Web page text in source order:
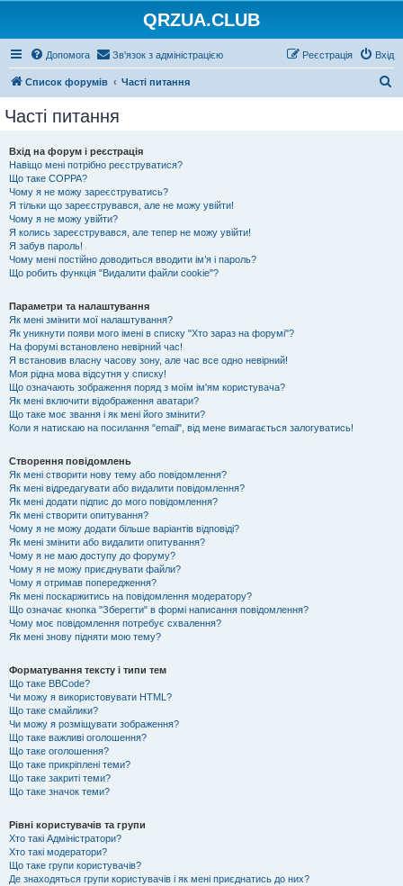
QRZUA.CLUB
Допомога Зв'язок з адміністрацією Вхід
Реєстрація
Список форумів Часті питання
Часті питання
Вхід на форум і реєстрація
Навіщо мені потрібно реєструватися?
Що таке COPPA?
Чому я не можу зареєструватись?
Я тільки що зареєструвався, але не можу увійти!
Чому я не можу увійти?
Я колись зареєструвався, але тепер не можу увійти!
Я забув пароль!
Чому мені постійно доводиться вводити ім’я і пароль?
Що робить функція "Видалити файли cookie"?
Параметри та налаштування
Як мені змінити мої налаштування?
Як уникнути появи мого імені в списку "Хто зараз на форумі"?
На форумі встановлено невірний час!
Я встановив власну часову зону, але час все одно невірний!
Моя рідна мова відсутня у списку!
Що означають зображення поряд з моїм ім'ям користувача?
Як мені включити відображення аватари?
Що таке моє звання і як мені його змінити?
Коли я натискаю на посилання "email", від мене вимагається залогуватись!
Створення повідомлень
Як мені створити нову тему або повідомлення?
Як мені відредагувати або видалити повідомлення?
Як мені додати підпис до мого повідомлення?
Як мені створити опитування?
Чому я не можу додати більше варіантів відповіді?
Як мені змінити або видалити опитування?
Чому я не маю доступу до форуму?
Чому я не можу приєднувати файли?
Чому я отримав попередження?
Як мені поскаржитись на повідомлення модератору?
Що означає кнопка "Зберегти" в формі написання повідомлення?
Чому моє повідомлення потребує схвалення?
Як мені знову підняти мою тему?
Форматування тексту і типи тем
Що таке BBCode?
Чи можу я використовувати HTML?
Що таке смайлики?
Чи можу я розміщувати зображення?
Що таке важливі оголошення?
Що таке оголошення?
Що таке прикріплені теми?
Що таке закриті теми?
Що таке значок теми?
Рівні користувачів та групи
Хто такі Адміністратори?
Хто такі модератори?
Що таке групи користувачів?
Де знаходяться групи користувачів і як мені приєднатись до них?